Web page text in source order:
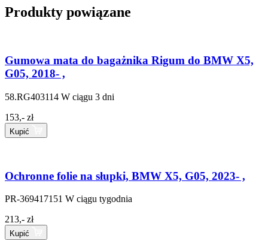
Produkty powiązane
Gumowa mata do bagażnika Rigum do BMW X5,
G05, 2018- ,
58.RG403114 W ciągu 3 dni
153,- zł
Kupić
Ochronne folie na słupki, BMW X5, G05, 2023- ,
PR-369417151 W ciągu tygodnia
213,- zł
Kupić